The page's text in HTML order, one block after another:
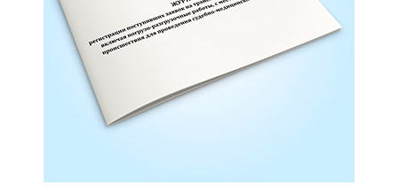
Контакты